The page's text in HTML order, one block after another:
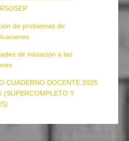
de problemas de
de iniciación a las
CUADERNO DOCENTE 2025
(SUPERCOMPLETO Y